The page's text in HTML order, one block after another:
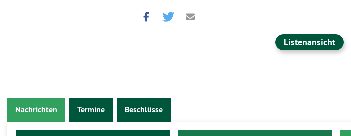
Listenansicht
Nachrichten Termine Beschlüsse